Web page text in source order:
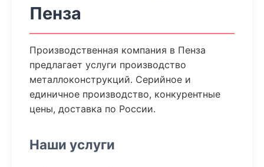
Пенза
Производственная компания в Пенза
предлагает услуги производство
металлоконструкций. Серийное и
единичное производство, конкурентные
цены, доставка по России.
Наши услуги